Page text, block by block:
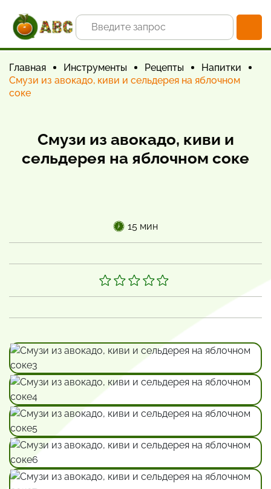
Главная Инструменты Рецепты
Напитки
Смузи из авокадо, киви и сельдерея на яблочном
соке
Смузи из авокадо, киви и
сельдерея на яблочном соке
15 мин